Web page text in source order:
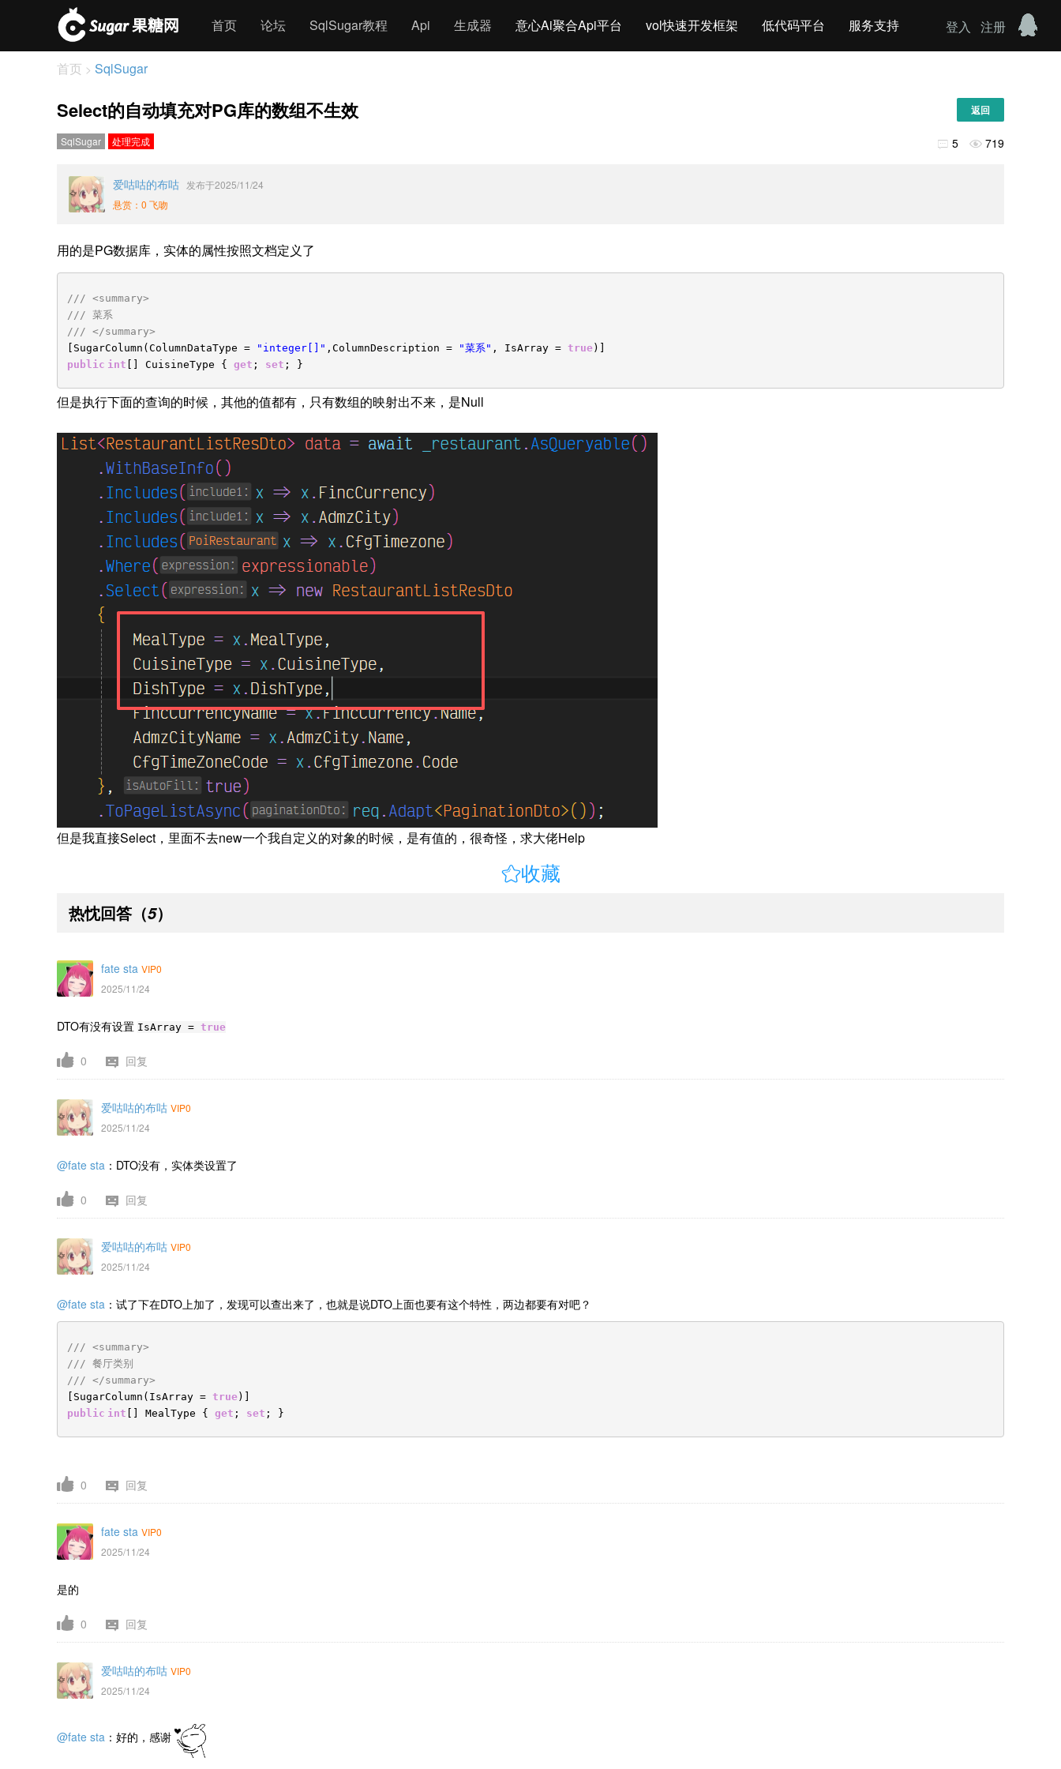
首页 论坛 SqlSugar教程 Api 生成器 意心Ai聚合Api平台 vol快速开发框架 低代码平台 服务支持 登入 注册
首页 > SqlSugar
Select的自动填充对PG库的数组不生效 返回
SqlSugar 处理完成  5  719
爱咕咕的布咕 发布于2025/11/24
悬赏：0 飞吻
用的是PG数据库，实体的属性按照文档定义了
/// <summary>
/// 菜系
/// </summary>
[SugarColumn(ColumnDataType =
"integer[]" ,ColumnDescription = "菜系" , IsArray = true)]
public int [] CuisineType { get ; set ; }
但是执行下面的查询的时候，其他的值都有，只有数组的映射出不来，是Null
但是我直接Select，里面不去new一个我自定义的对象的时候，是有值的，很奇怪，求大佬Help
收藏
热忱回答 （5）
fate sta VIP0
2025/11/24
DTO有没有设置 IsArray = true
0 回复
爱咕咕的布咕 VIP0
2025/11/24
@fate sta ： DTO没有，实体类设置了
0 回复
爱咕咕的布咕 VIP0
2025/11/24
@fate sta ：试了下在DTO上加了，发现可以查出来了，也就是说DTO上面也要有这个特性，两边都要有对吧？
/// <summary>
/// 餐厅类别
/// </summary>
[SugarColumn(IsArray = true )]
public int [] MealType { get ; set ; }
0 回复
fate sta VIP0
2025/11/24
是的
0 回复
爱咕咕的布咕 VIP0
2025/11/24
@fate sta ：好的，感谢